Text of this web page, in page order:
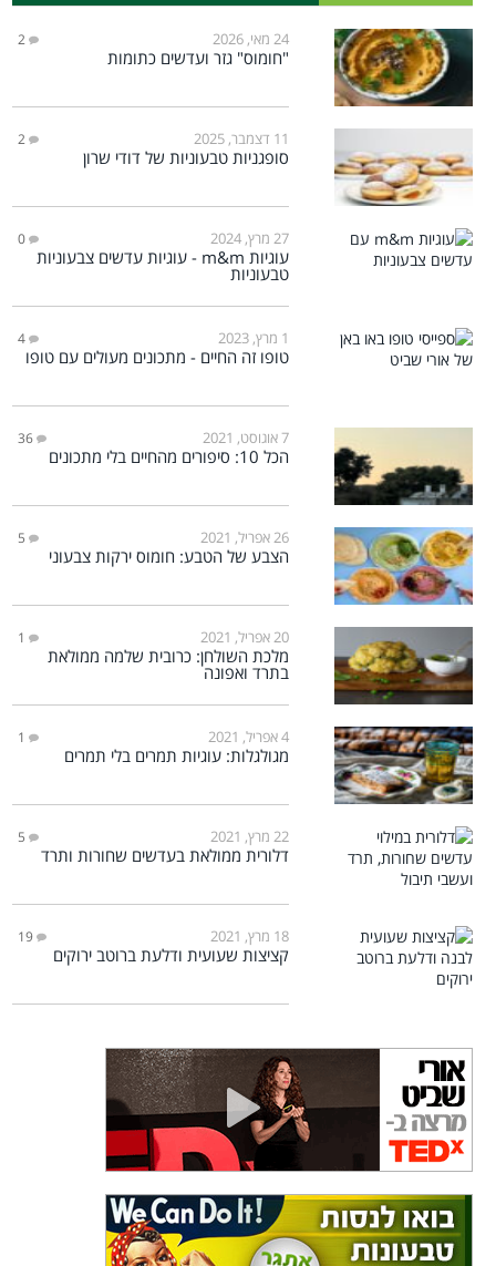
24 מאי, 2026 2
"חומוס" גזר ועדשים כתומות
11 דצמבר, 2025 2
סופגניות טבעוניות של דודי שרון
27 מרץ, 2024 0
עוגיות m&m - עוגיות עדשים צבעוניות
טבעוניות
1 מרץ, 2023 4
טופו זה החיים - מתכונים מעולים עם טופו
7 אוגוסט, 2021 36
הכל 10: סיפורים מהחיים בלי מתכונים
26 אפריל, 2021 5
הצבע של הטבע: חומוס ירקות צבעוני
20 אפריל, 2021 1
מלכת השולחן: כרובית שלמה ממולאת
בתרד ואפונה
4 אפריל, 2021 1
מגולגלות: עוגיות תמרים בלי תמרים
22 מרץ, 2021 5
דלורית ממולאת בעדשים שחורות ותרד
18 מרץ, 2021 19
קציצות שעועית ודלעת ברוטב ירוקים